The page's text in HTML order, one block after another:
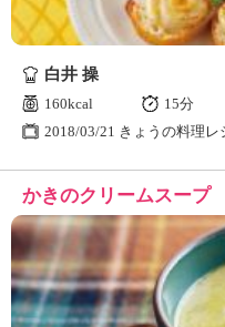
白井 操
160kcal
15分
2018/03/21 きょうの料理レ
かきのクリームスープ